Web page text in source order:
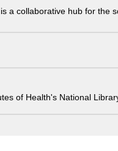
a collaborative hub for the
of Health's National